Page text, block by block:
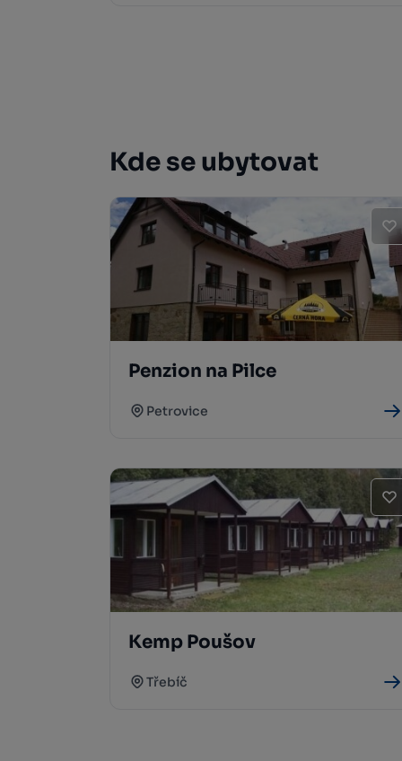
Kde se ubytovat
Penzion na Pilce
Petrovice
Kemp Poušov
Třebíč